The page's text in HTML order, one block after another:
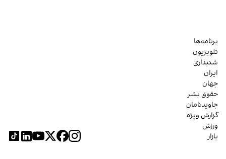
برنامه‌ها
تلویزیون
شنیداری
ایران
جهان
حقوق بشر
جاویدنامان
گزارش ویژه
ورزش
بازار